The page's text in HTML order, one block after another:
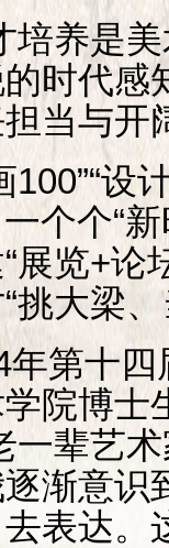
是美术
时代感
当与开
设计
个个“新
展览+论
挑大梁、
十四
院博士
一辈艺
渐意识
表达。